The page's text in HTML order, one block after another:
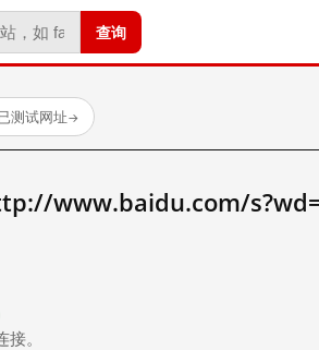
查询
测试网址→
www.baidu.com/
。